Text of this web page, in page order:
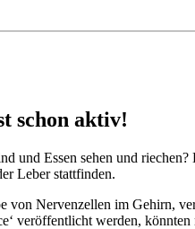
schon aktiv!
und Essen sehen und
Leber stattfinden.
Nervenzellen im Gehirn,
veröffentlicht werden,